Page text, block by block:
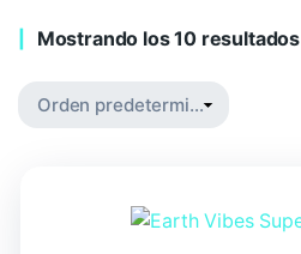
Mostrando los 10 resultados